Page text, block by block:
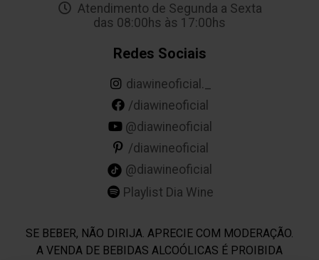
Atendimento de Segunda a Sexta
das 08:00hs às 17:00hs
Redes Sociais
diawineoficial._
/diawineoficial
@diawineoficial
/diawineoficial
@diawineoficial
Playlist Dia Wine
SE BEBER, NÃO DIRIJA. APRECIE COM MODERAÇÃO.
A VENDA DE BEBIDAS ALCOÓLICAS É PROIBIDA